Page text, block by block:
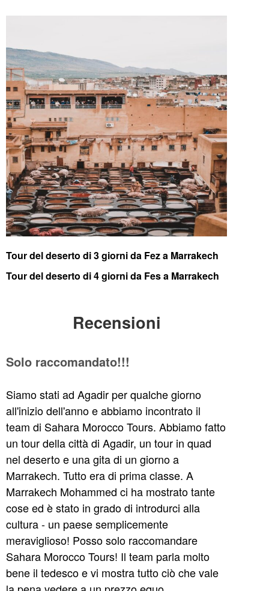
Tour del deserto di 3 giorni da Fez a Marrakech
Tour del deserto di 4 giorni da Fes a Marrakech
Recensioni
Solo raccomandato!!!
Siamo stati ad Agadir per qualche giorno
all'inizio dell'anno e abbiamo incontrato il
team di Sahara Morocco Tours. Abbiamo fatto
un tour della città di Agadir, un tour in quad
nel deserto e una gita di un giorno a
Marrakech. Tutto era di prima classe. A
Marrakech Mohammed ci ha mostrato tante
cose ed è stato in grado di introdurci alla
cultura - un paese semplicemente
meraviglioso! Posso solo raccomandare
Sahara Morocco Tours! Il team parla molto
bene il tedesco e vi mostra tutto ciò che vale